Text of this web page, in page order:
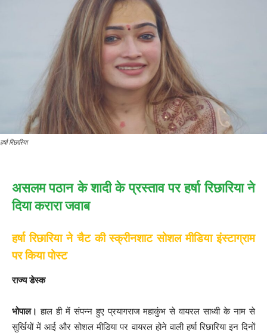
हर्षा रिछारिया
असलम पठान के शादी के प्रस्ताव पर हर्षा रिछारिया ने
दिया करारा जवाब
हर्षा रिछारिया ने चैट की स्क्रीनशाट सोशल मीडिया इंस्टाग्राम
पर किया पोस्ट
राज्य डेस्क
भोपाल। हाल ही में संपन्न हुए प्रयागराज महाकुंभ से वायरल साध्वी के नाम से
सुर्खियों में आई और सोशल मीडिया पर वायरल होने वाली हर्षा रिछारिया इन दिनों